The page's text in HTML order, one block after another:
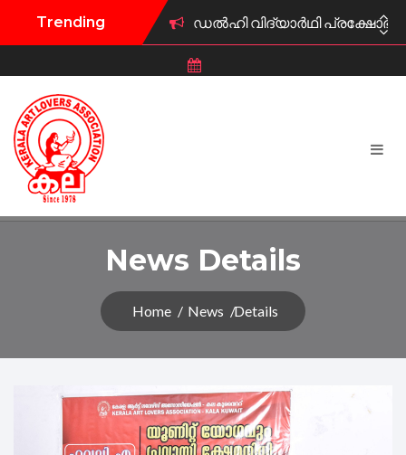
Trending ഡൽഹി വിദ്യാർഥി
കല കുവൈറ്റ് വി.എസ്
കല കുവൈറ്റ് ഫിഫ ലോകകപ്പ്
കല കുവൈറ്റ് ഫിഫ ലോകകപ്പ്
കല കുവൈറ്റ്
അഞ്ചാമത് ലോകകേരള സഭ;
News Details
Home News Details